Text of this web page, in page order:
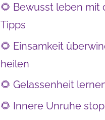
🌻 Bewusst leben mit
Tipps
🌻 Einsamkeit
heilen
🌻 Gelassenheit lernen
🌻 Innere Unruhe